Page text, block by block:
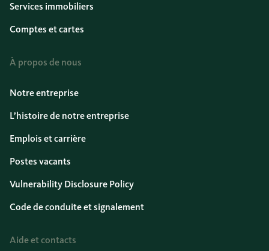
Services immobiliers
Comptes et cartes
À propos de nous
Notre entreprise
L’histoire de notre entreprise
Emplois et carrière
Postes vacants
Vulnerability Disclosure Policy
Code de conduite et signalement
Aide et contacts